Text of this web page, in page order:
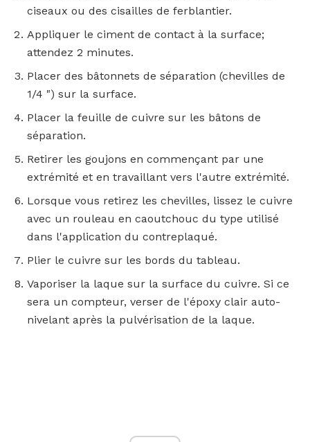
ciseaux ou des cisailles de ferblantier.
Appliquer le ciment de contact à la surface;
attendez 2 minutes.
Placer des bâtonnets de séparation (chevilles de
1/4 ") sur la surface.
Placer la feuille de cuivre sur les bâtons de
séparation.
Retirer les goujons en commençant par une
extrémité et en travaillant vers l'autre extrémité.
Lorsque vous retirez les chevilles, lissez le cuivre
avec un rouleau en caoutchouc du type utilisé
dans l'application du contreplaqué.
Plier le cuivre sur les bords du tableau.
Vaporiser la laque sur la surface du cuivre. Si ce
sera un compteur, verser de l'époxy clair auto-
nivelant après la pulvérisation de la laque.